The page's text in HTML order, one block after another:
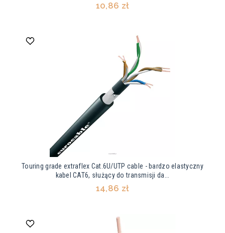
10,86 zł
Touring grade extraflex Cat.6U/UTP cable - bardzo elastyczny
kabel CAT6, służący do transmisji da...
14,86 zł